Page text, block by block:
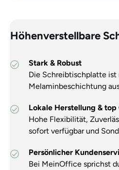
Höhenverstellbare
Stark & Robust
Die Schreibtischplatte
Melaminbeschichtung
Lokale Herstellung &
Hohe Flexibilität,
sofort verfügbar und
Persönlicher
Bei MeinOffice sprichst